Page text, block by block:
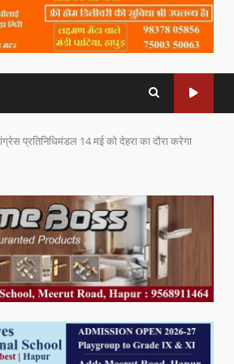
प्रतिनिधिमंडल 14 मई को देहरा का दौरा करेगा